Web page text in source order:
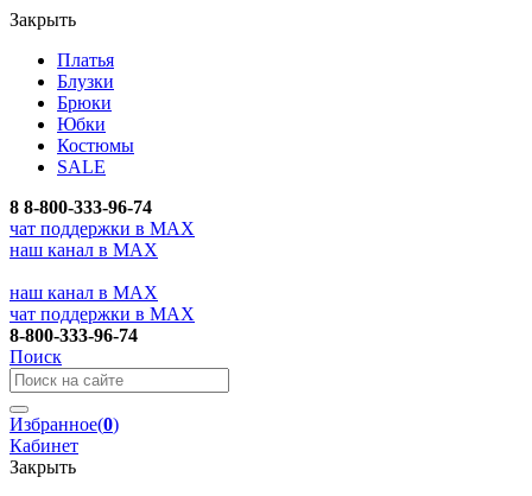
Закрыть
Платья
Блузки
Брюки
Юбки
Костюмы
SALE
8 8-800-333-96-74
чат поддержки в MAX
наш канал в MAX
наш канал в MAX
чат поддержки в MAX
8-800-333-96-74
Поиск
Избранное(0)
Кабинет
Закрыть